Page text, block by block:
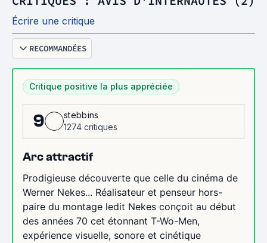
Écrire une critique
RECOMMANDÉES
Critique positive la plus appréciée
9
stebbins
1274 critiques
Arc attractif
Prodigieuse découverte que celle du cinéma de
Werner Nekes... Réalisateur et penseur hors-
paire du montage ledit Nekes conçoit au début
des années 70 cet étonnant T-Wo-Men,
expérience visuelle, sonore et cinétique